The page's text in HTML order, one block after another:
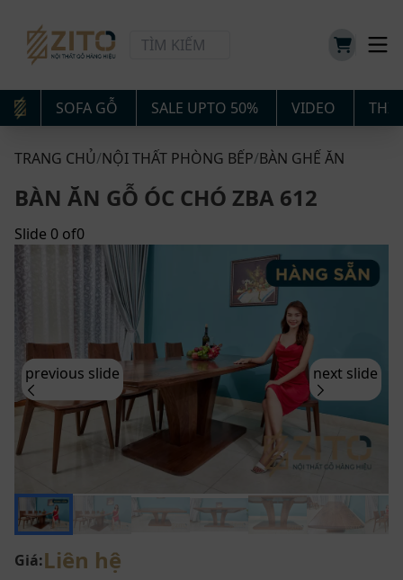
SOFA GỖ SALE UPTO 50% VIDEO
TRANG CHỦ/NỘI THẤT PHÒNG BẾP/BÀN GHẾ ĂN
BÀN ĂN GỖ ÓC CHÓ ZBA 612
Slide 0 of0
previous slide next slide
Giá:Liên hệ